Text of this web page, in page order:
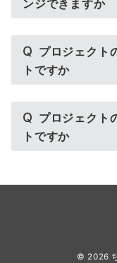
ンジできますか
Q プロジェクト
トですか
Q プロジェクト
トですか
© 2026